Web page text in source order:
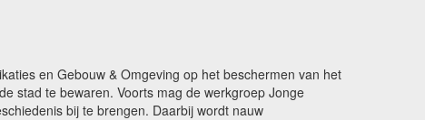
en Gebouw & Omgeving op het beschermen van het
stad te bewaren. Voorts mag de werkgroep Jonge
bij te brengen. Daarbij wordt nauw